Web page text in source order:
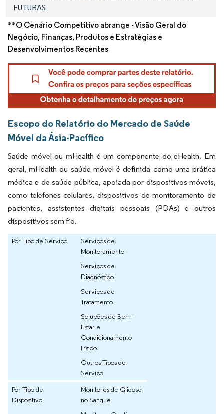
FUTURAS
**O Cenário Competitivo abrange - Visão Geral do
Negócio, Finanças, Produtos e Estratégias e
Desenvolvimentos Recentes
Escopo do Relatório do Mercado de Saúde
Móvel da Ásia-Pacífico
Saúde móvel ou mHealth é um componente do eHealth. Em
geral, mHealth ou saúde móvel é definida como uma prática
médica e de saúde pública, apoiada por dispositivos móveis,
como telefones celulares, dispositivos de monitoramento de
pacientes, assistentes digitais pessoais (PDAs) e outros
dispositivos sem fio.
Por Tipo de Serviço
Serviços de
Monitoramento
Serviços de
Diagnóstico
Serviços de
Tratamento
Soluções de Bem-
Estar e
Condicionamento
Físico
Outros Tipos de
Serviço
Por Tipo de
Dispositivo
Monitores de Glicose
no Sangue